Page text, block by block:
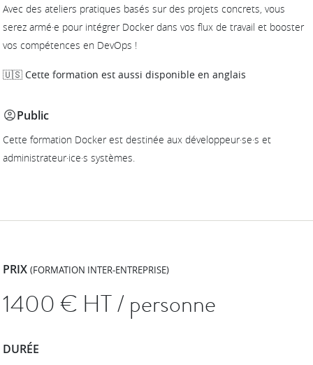
Avec des ateliers pratiques basés sur des projets concrets, vous
serez armé·e pour intégrer Docker dans vos flux de travail et booster
vos compétences en DevOps !
🇺🇸 Cette formation est aussi disponible en anglais
Public
Cette formation Docker est destinée aux développeur·se·s et
administrateur·ice·s systèmes.
PRIX(FORMATION INTER-ENTREPRISE)
1400€ HT / personne
DURÉE